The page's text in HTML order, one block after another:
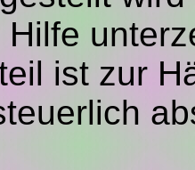
ist zur